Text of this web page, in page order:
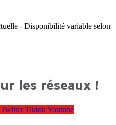
- Disponibilité variable selon
les réseaux !
Twitter TiktokYoutube